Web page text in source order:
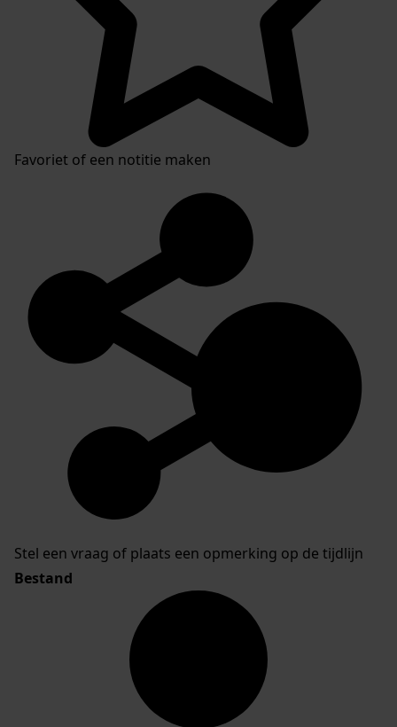
Favoriet of een notitie maken
Stel een vraag of plaats een opmerking op de tijdlijn
Bestand